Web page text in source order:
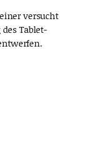
versucht
Tablet-